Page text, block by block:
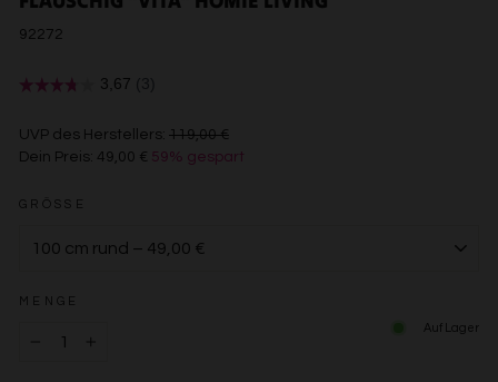
92272
UVP des Herstellers: 119,00 €€119,00
Dein Preis: 49,00 € 59% gespart
GRÖSSE
MENGE
Auf Lager